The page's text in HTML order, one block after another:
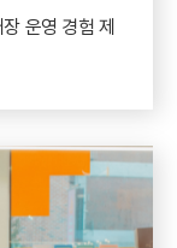
운영 경험 제